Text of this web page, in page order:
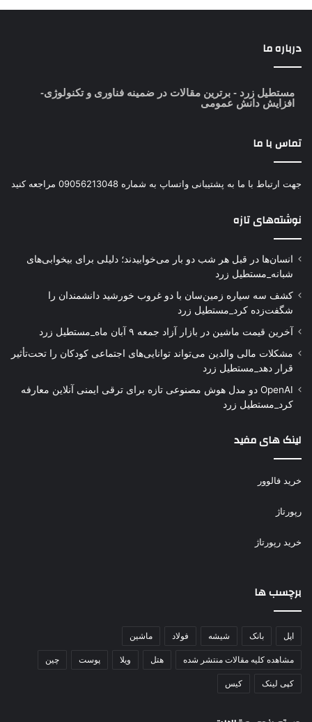
درباره ما
مستطیل زرد - برترین مقالات در ضمینه فناوری و تکنولوژی-
افزایش دانش عمومی
تماس با ما
جهت ارتباط با ما به پشتیبانی واتساپ به شماره 09056213048 مراجعه کنید
نوشته‌های تازه
انسان‌ها در قبل هر شب دو بار می‌خوابیدند؛ دلیلی برای بیخوابی‌های
شبانه_مستطیل زرد
کشف سه سیاره زمین‌سان با دو غروب خورشید دانشمندان را
شگفت‌زده کرد_مستطیل زرد
آخرین قیمت ماشین در بازار آزاد جمعه ۹ آبان ماه_مستطیل زرد
مشکلات مالی والدین می‌تواند توانایی‌های اجتماعی کودکان را تحت‌تأثیر
قرار دهد_مستطیل زرد
OpenAI دو مدل هوش مصنوعی تازه برای ترقی ایمنی آنلاین معارفه
کرد_مستطیل زرد
لینک های مفید
خرید فالوور
رپورتاژ
خرید رپورتاژ
برچسب ها
اپل بانک شیشه فولاد ماشین
مشاهده کلیه مقالات منتشر شده هتل ویلا پوست چین
کپی لینک کیس